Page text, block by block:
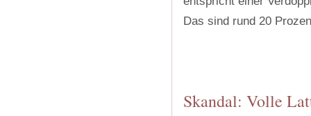
Das sind rund 20
Skandal: Volle